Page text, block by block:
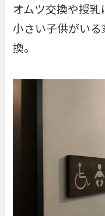
オムツ交換や授乳
小さい子供がい
換。